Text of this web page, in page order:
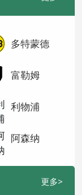
多特蒙德
富勒姆
利物浦
阿森纳
更多>